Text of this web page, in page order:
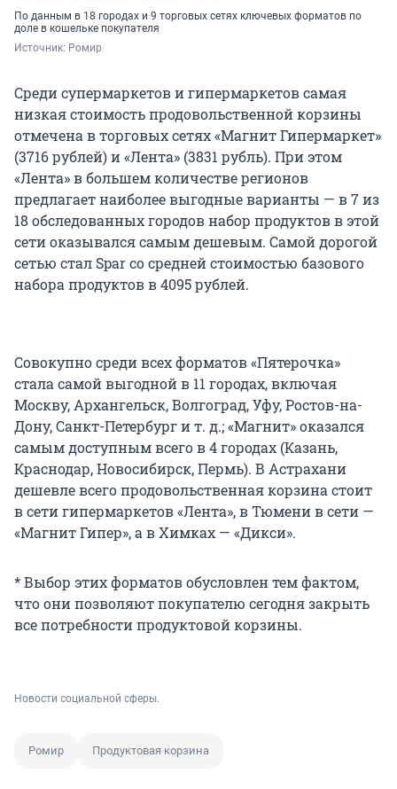
По данным в 18 городах и 9 торговых сетях ключевых форматов по
доле в кошельке покупателя
Источник: Ромир
Среди супермаркетов и гипермаркетов самая
низкая стоимость продовольственной корзины
отмечена в торговых сетях «Магнит Гипермаркет»
(3716 рублей) и «Лента» (3831 рубль). При этом
«Лента» в большем количестве регионов
предлагает наиболее выгодные варианты — в 7 из
18 обследованных городов набор продуктов в этой
сети оказывался самым дешевым. Самой дорогой
сетью стал Spar со средней стоимостью базового
набора продуктов в 4095 рублей.
Совокупно среди всех форматов «Пятерочка»
стала самой выгодной в 11 городах, включая
Москву, Архангельск, Волгоград, Уфу, Ростов-на-
Дону, Санкт-Петербург и т. д.; «Магнит» оказался
самым доступным всего в 4 городах (Казань,
Краснодар, Новосибирск, Пермь). В Астрахани
дешевле всего продовольственная корзина стоит
в сети гипермаркетов «Лента», в Тюмени в сети —
«Магнит Гипер», а в Химках — «Дикси».
* Выбор этих форматов обусловлен тем фактом,
что они позволяют покупателю сегодня закрыть
все потребности продуктовой корзины.
Новости социальной сферы.
Ромир Продуктовая корзина